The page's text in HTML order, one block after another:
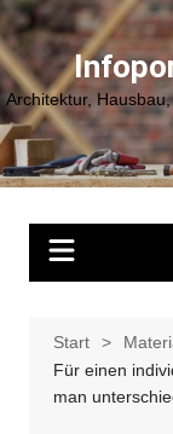
Zum
Inhalt
springen
Architektur,
Start
Für einen
man